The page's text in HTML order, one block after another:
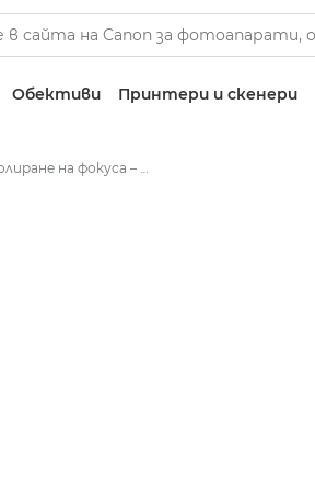
Обективи Принтери и скенери
Контролиране на фокуса – някои моменти заслужават Canon